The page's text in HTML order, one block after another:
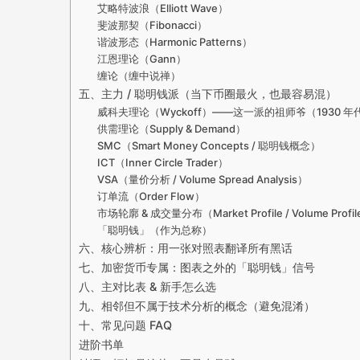
艾略特波浪（Elliott Wave）
斐波那契（Fibonacci）
谐波形态（Harmonic Patterns）
江恩理论（Gann）
缠论（缠中说禅）
五、主力 / 聪明钱派（当下币圈最火，也最容易混）
威科夫理论（Wyckoff）——这一派的祖师爷（1930 年代
供需理论（Supply & Demand）
SMC（Smart Money Concepts / 聪明钱概念）
ICT（Inner Circle Trader）
VSA（量价分析 / Volume Spread Analysis）
订单流（Order Flow）
市场轮廓 & 成交量分布（Market Profile / Volume Profile
「聪明钱」（作为总称）
六、核心辨析：用一张对照表翻译所有黑话
七、加密货币专属：图表之外的「聪明钱」信号
八、主对比表 & 新手怎么选
九、相邻但不属于技术分析的概念（避免混淆）
十、常见问题 FAQ
进阶书单